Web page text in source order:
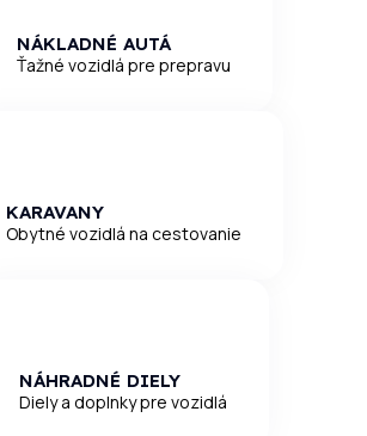
NÁKLADNÉ AUTÁ
Ťažné vozidlá pre prepravu
KARAVANY
Obytné vozidlá na cestovanie
NÁHRADNÉ DIELY
Diely a doplnky pre vozidlá